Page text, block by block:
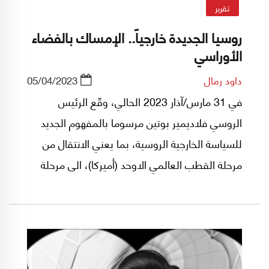
تقرير
روسيا الجديدة خارجياً.. الإمساك بالفضاء
الأوراسي
داود رمال 05/04/2023
في 31 مارس/آذار 2023 الحالي، وقّع الرئيس
الروسي فلاديمير بوتين مرسوما بالمفهوم الجديد
للسياسة الخارجية الروسية، بما يعني الانتقال من
مرحلة القطب العالمي الاوحد (أميركا)، الى مرحلة
التي تقدمت على القوة العسكرية في صوغ
الاستراتيجيات على مساحة المعمورة.